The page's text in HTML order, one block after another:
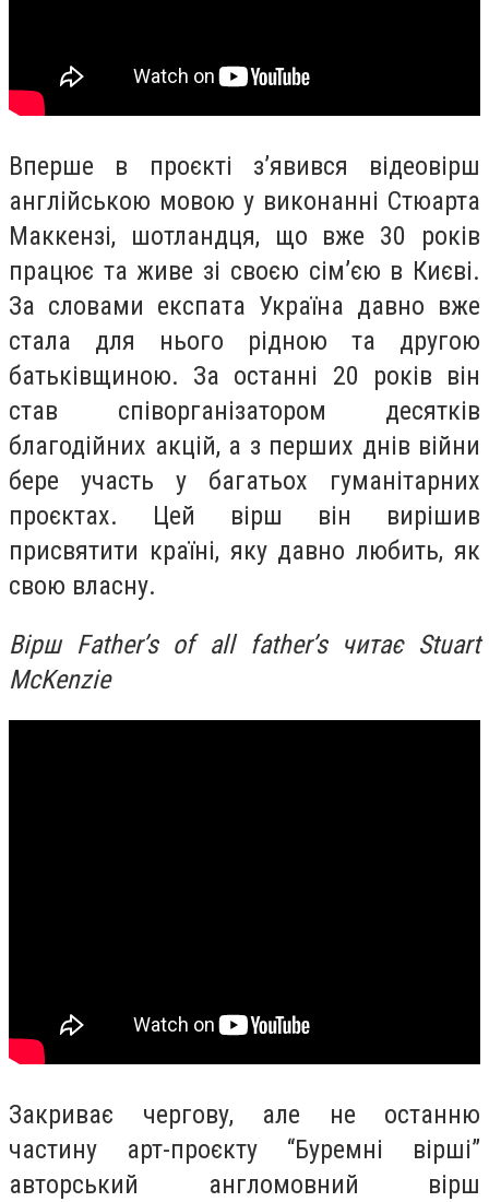
Вперше в проєкті зʼявився відеовірш
англійською мовою у виконанні Стюарта
Маккензі, шотландця, що вже 30 років
працює та живе зі своєю сімʼєю в Києві.
За словами експата Україна давно вже
стала для нього рідною та другою
батьківщиною. За останні 20 років він
став співорганізатором десятків
благодійних акцій, а з перших днів війни
бере участь у багатьох гуманітарних
проєктах. Цей вірш він вирішив
присвятити країні, яку давно любить, як
свою власну.
Вірш Father’s of all father’s читає Stuart
McKenzie
Закриває чергову, але не останню
частину арт-проєкту “Буремні вірші”
авторський англомовний вірш